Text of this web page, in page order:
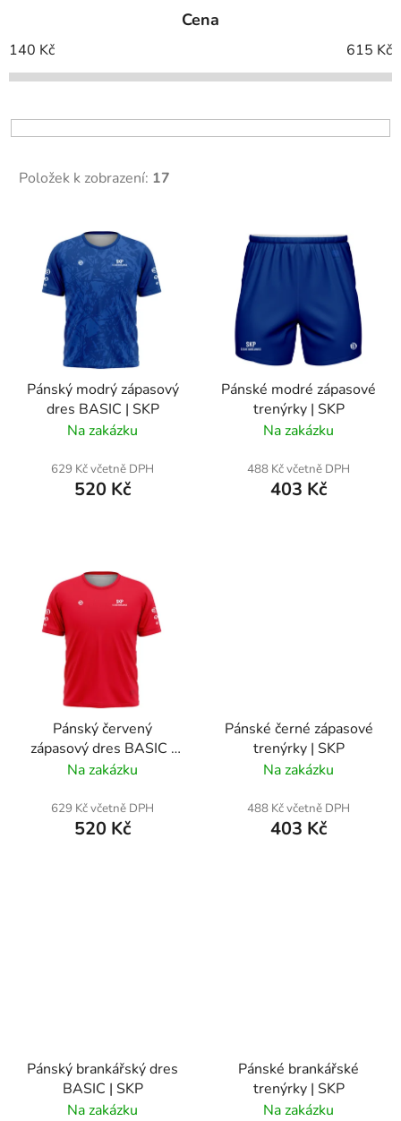
í
p
o
d
u
Cena
140 Kč 615 Kč
Položek k zobrazení: 17
Pánský modrý zápasový
dres BASIC | SKP
Na zakázku
629 Kč včetně DPH
520 Kč
Pánské modré zápasové
trenýrky | SKP
Na zakázku
488 Kč včetně DPH
403 Kč
Pánský červený
zápasový dres BASIC |
SKP
Na zakázku
629 Kč včetně DPH
520 Kč
Pánské černé zápasové
trenýrky | SKP
Na zakázku
488 Kč včetně DPH
403 Kč
Pánský brankářský dres
BASIC | SKP
Na zakázku
Pánské brankářské
trenýrky | SKP
Na zakázku